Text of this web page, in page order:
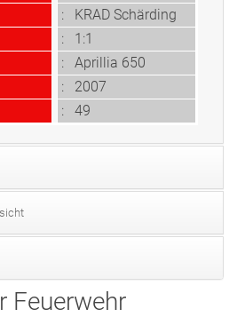
: KRAD Schärding
: 1:1
: Aprillia 650
: 2007
: 49
Feuerwehr